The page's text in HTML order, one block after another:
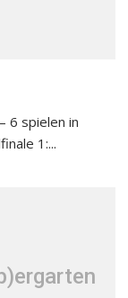
6 spielen in
1:...